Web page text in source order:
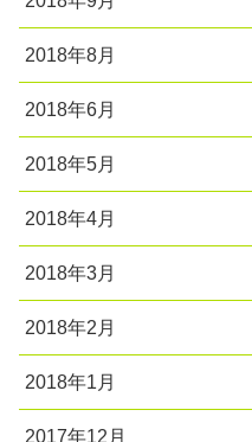
2018年8月
2018年6月
2018年5月
2018年4月
2018年3月
2018年2月
2018年1月
2017年12月